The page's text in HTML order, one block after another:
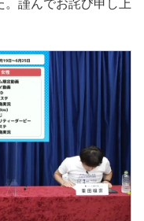
謹んでお詫び申し上